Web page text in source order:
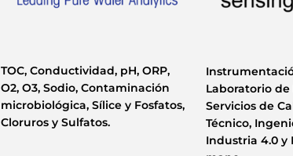
TOC, Conductividad, pH, ORP,
O2, O3, Sodio, Contaminación
microbiológica, Sílice y Fosfatos,
Cloruros y Sulfatos.
Laboratorio
Servicios de
Técnico,
Industria 4.0 y